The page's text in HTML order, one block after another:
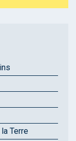
Terre